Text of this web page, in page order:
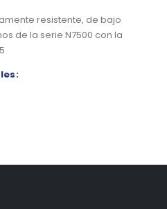
resistente, de bajo
de la serie N7500 con la